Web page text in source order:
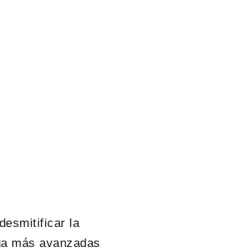
la
más avanzadas